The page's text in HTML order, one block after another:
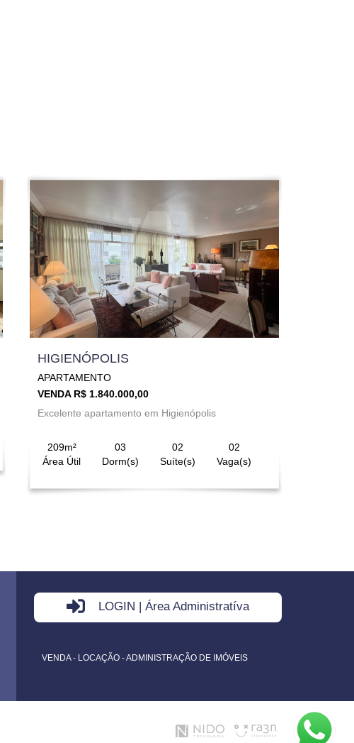
HIGIENÓPOLIS
APARTAMENTO
VENDA R$ 1.840.000,00
Excelente apartamento em Higienópolis
209m²
Área Útil
03
Dorm(s)
02
Suíte(s)
02
Vaga(s)
LOGIN | Área Administratíva
VENDA - LOCAÇÃO - ADMINISTRAÇÃO DE IMÓVEIS